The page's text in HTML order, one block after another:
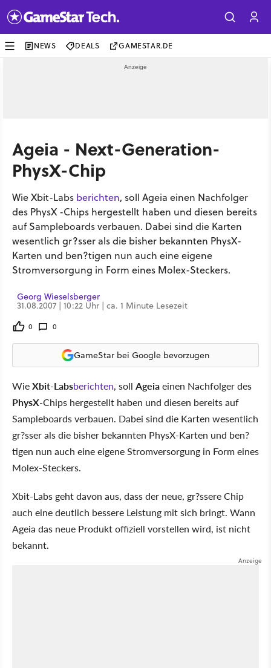
NEWS DEALS GAMESTAR.DE
Ageia - Next-Generation-
PhysX-Chip
Wie Xbit-Labs berichten, soll Ageia einen Nachfolger
des PhysX -Chips hergestellt haben und diesen bereits
auf Sampleboards verbauen. Dabei sind die Karten
wesentlich gr?sser als die bisher bekannten PhysX-
Karten und ben?tigen nun auch eine eigene
Stromversorgung in Form eines Molex-Steckers.
Georg Wieselsberger
31.08.2007 | 10:22 Uhr | ca. 1 Minute Lesezeit
0 0
GameStar bei Google bevorzugen
WieXbit-Labsberichten, soll Ageiaeinen Nachfolger des
PhysX-Chips hergestellt haben und diesen bereits auf
Sampleboards verbauen. Dabei sind die Karten wesentlich
gr?sser als die bisher bekannten PhysX-Karten und ben?
tigen nun auch eine eigene Stromversorgung in Form eines
Molex-Steckers.
Xbit-Labs geht davon aus, dass der neue, gr?ssere Chip
auch eine deutlich bessere Leistung mit sich bringt. Wann
Ageia das neue Produkt offiziell vorstellen wird, ist nicht
bekannt.